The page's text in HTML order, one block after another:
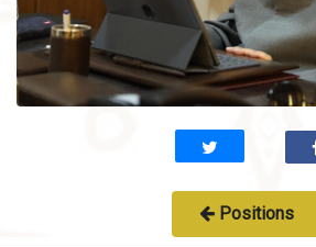
Positions